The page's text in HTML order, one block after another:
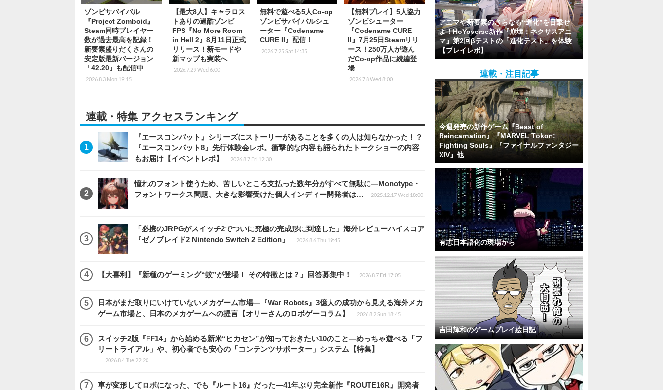
ゾンビサバイバル
『Project Zomboid』
Steam同時プレイヤー
数が過去最高を記録！
新要素盛りだくさんの
安定版最新バージョン
「42.20」も配信中
2026.8.3 Mon 19:15
【最大8人】キャラロス
トありの過酷ゾンビ
FPS『No More Room
in Hell 2』8月11日正式
リリース！新モードや
新マップも実装へ
2026.7.29 Wed 6:00
無料で遊べる5人Co-op
ゾンビサバイバルシュ
ーター『Codename
CURE II』配信！
2026.7.25 Sat 14:35
【無料プレイ】5人協力
ゾンビシューター
『Codename CURE
II』7月25日Steamリリ
ース！250万人が遊ん
だCo-op作品に続編登
場
2026.7.8 Wed 8:00
連載・特集 アクセスランキング
『エースコンバット』シリーズにストーリーがあることを多くの人は知らなかった！？
『エースコンバット8』先行体験会レポ。衝撃的な内容も語られたトークショーの内容
もお届け【イベントレポ】
2026.8.7 Fri 12:30
憧れのフォント使うため、苦しいところ支払った数年分がすべて無駄に―Monotype・
フォントワークス問題、大きな影響受けた個人インディー開発者は…
2025.12.17 Wed 18:00
「必携のJRPGがスイッチ2でついに究極の完成形に到達した」海外レビューハイスコア
『ゼノブレイド2 Nintendo Switch 2 Edition』
2026.8.6 Thu 19:45
【大喜利】『新種のゲーミング“蚊”が登場！ その特徴とは？』回答募集中！ 2026.8.7 Fri 17:05
日本がまだ取りにいけていないメカゲーム市場―『War Robots』3億人の成功から見える海外メカ
ゲーム市場と、日本のメカゲームへの提言【オリーさんのロボゲーコラム】
2026.8.2 Sun 18:45
スイッチ2版『FF14』から始める新米“ヒカセン”が知っておきたい10のこと―めっちゃ遊べる「フ
リートライアル」や、初心者でも安心の「コンテンツサポーター」システム【特集】
2026.8.4 Tue 22:20
車が変形してロボになった、でも『ルート16』だった―41年ぶり完全新作『ROUTE16R』開発者
アニマや新要素のさらなる“進化”を目撃せ
よ！HoYoverse新作『崩壊：ネクサスアニ
マ』第2回βテストの「進化テスト」を体験
【プレイレポ】
連載・注目記事
今週発売の新作ゲーム『Beast of
Reincarnation』『MARVEL Tōkon:
Fighting Souls』『ファイナルファンタジー
XIV』他
有志日本語化の現場から
吉田輝和のゲームプレイ絵日記